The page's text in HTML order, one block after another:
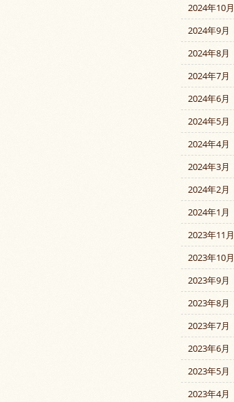
2024年10月
2024年9月
2024年8月
2024年7月
2024年6月
2024年5月
2024年4月
2024年3月
2024年2月
2024年1月
2023年11月
2023年10月
2023年9月
2023年8月
2023年7月
2023年6月
2023年5月
2023年4月